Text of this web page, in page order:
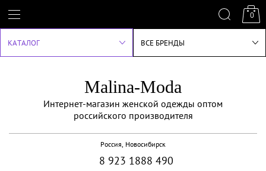
0
КАТАЛОГ ВСЕ БРЕНДЫ
Malina-Moda
Интернет-магазин женской одежды оптом
российского производителя
Россия, Новосибирск
8 923 1888 490